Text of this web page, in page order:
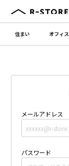
住まい オフィス
メールアドレス
パスワード